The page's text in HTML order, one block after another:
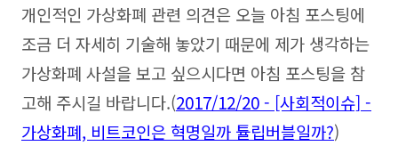
개인적인 가상화폐 관련 의견은 오늘 아침 포스팅에
조금 더 자세히 기술해 놓았기 때문에 제가 생각하는
가상화폐 사설을 보고 싶으시다면 아침 포스팅을 참
고해 주시길 바랍니다.(2017/12/20 - [사회적이슈] -
가상화폐, 비트코인은 혁명일까 튤립버블일까?)